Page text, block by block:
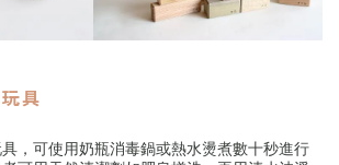
具
，可使用奶瓶消毒鍋或熱水燙煮數十秒進行